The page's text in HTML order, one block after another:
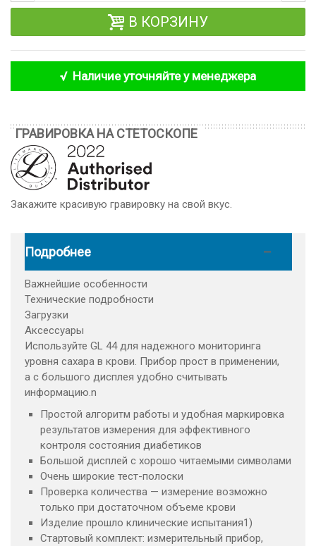
В КОРЗИНУ
√ Наличие уточняйте у менеджера
ГРАВИРОВКА НА СТЕТОСКОПЕ
Закажите красивую гравировку на свой вкус.
Подробнее
Важнейшие особенности
Технические подробности
Загрузки
Аксессуары
Используйте GL 44 для надежного мониторинга
уровня сахара в крови. Прибор прост в применении,
а с большого дисплея удобно считывать
информацию.n
Простой алгоритм работы и удобная маркировка
результатов измерения для эффективного
контроля состояния диабетиков
Большой дисплей с хорошо читаемыми символами
Очень широкие тест-полоски
Проверка количества — измерение возможно
только при достаточном объеме крови
Изделие прошло клинические испытания1)
Стартовый комплект: измерительный прибор,